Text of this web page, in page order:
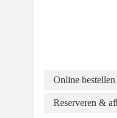
Online bestellen
Reserveren &